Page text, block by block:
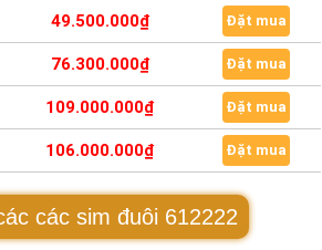
49.500.000₫ Đặt mua
76.300.000₫ Đặt mua
109.000.000₫ Đặt mua
106.000.000₫ Đặt mua
các sim đuôi 612222